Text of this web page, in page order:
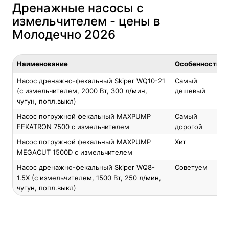
Дренажные насосы с
измельчителем - цены в
Молодечно 2026
Наименование Особенность
Насос дренажнo-фекальный Skiper WQ10-21
(с измельчителем, 2000 Вт, 300 л/мин,
чугун, попл.выкл)
Самый
дешевый
Насос погружной фекальный MAXPUMP
FEKATRON 7500 с измельчителем
Самый
дорогой
Насос погружной фекальный MAXPUMP
MEGACUT 1500D с измельчителем
Хит
Насос дренажнo-фекальный Skiper WQ8-
1.5X (с измельчителем, 1500 Вт, 250 л/мин,
чугун, попл.выкл)
Советуем